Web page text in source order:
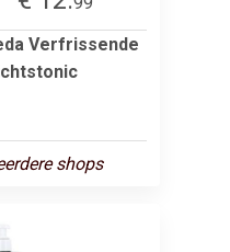
Verfrissende
shops